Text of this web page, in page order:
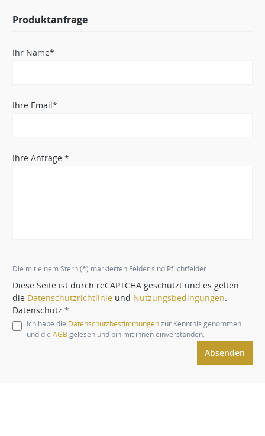
Produktanfrage
Ihr Name*
Ihre Email*
Ihre Anfrage *
Die mit einem Stern (*) markierten Felder sind Pflichtfelder.
Diese Seite ist durch reCAPTCHA geschützt und es gelten
die Datenschutzrichtlinie und Nutzungsbedingungen
Datenschutz *
Ich habe die Datenschutzbestimmungenzur Kenntnis genommen
und die AGB gelesen und bin mit ihnen einverstanden.
Absenden